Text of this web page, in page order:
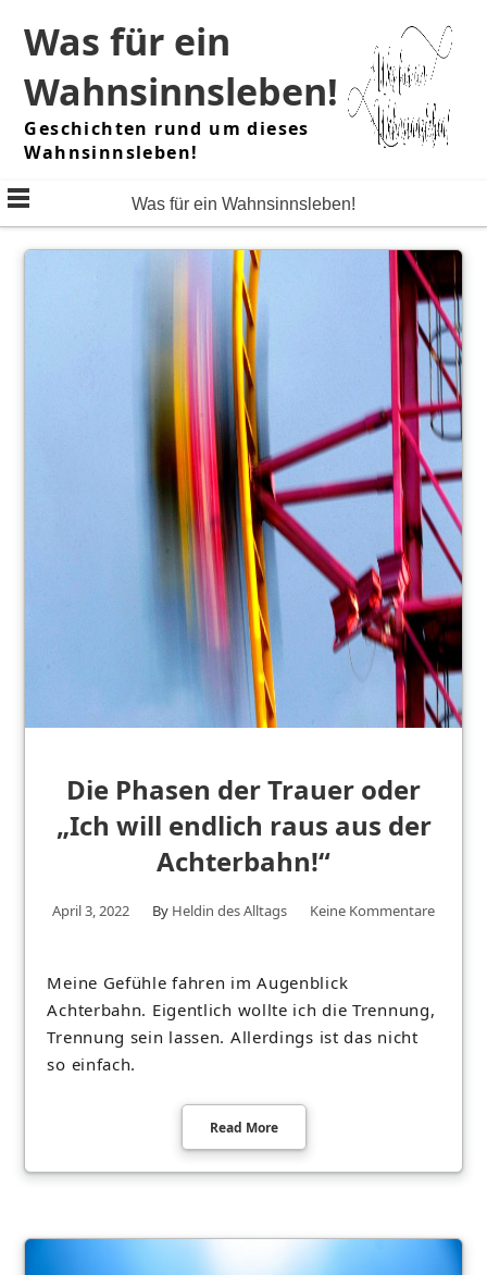
content
Was für ein
Wahnsinnsleben!
Geschichten rund um dieses
Wahnsinnsleben!
Was für ein Wahnsinnsleben!
Die Phasen der Trauer oder
„Ich will endlich raus aus der
Achterbahn!“
April 3, 2022 By Heldin des Alltags Keine Kommentare
Meine Gefühle fahren im Augenblick
Achterbahn. Eigentlich wollte ich die Trennung,
Trennung sein lassen. Allerdings ist das nicht
so einfach.
Read More